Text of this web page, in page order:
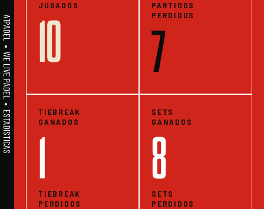
A1PADEL • WE LIVE PADEL • ESTADISTICAS
JUGADOS
10
PARTIDOS
PERDIDOS
7
TIEBREAK
GANADOS
1
TIEBREAK
PERDIDOS
SETS
GANADOS
8
SETS
PERDIDOS